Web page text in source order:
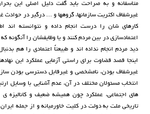
متاسفانه و به صراحت باید گفت دلیل اصلی این
غیرشفاف اکثریت سازمانها، گروهها و ... درگیر در حوادث
کارهای شان را درست انجام داده و نتوانسته اند
اعتمادسازی در بین مردم کنند و یا وظایفشان را آنگونه
دید مردم انجام نداده اند و طبیعتاً اعتمادی را هم
اینجا قصد قضاوت برای راستی آزمایی عملکرد این
غیرشفاف بودن، نامشخصی و غیرقابل دسترسی بودن ساز
انتخاب مسئولان مختلف در آن، عدم آشنایی با وسایل
های اجتماعی، عملکرد چون همیشه ضعیف و کانالیزه ی
تاریخی ملت به دولت در کلیت خاورمیانه و از جمله